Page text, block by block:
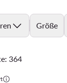
Größe
364